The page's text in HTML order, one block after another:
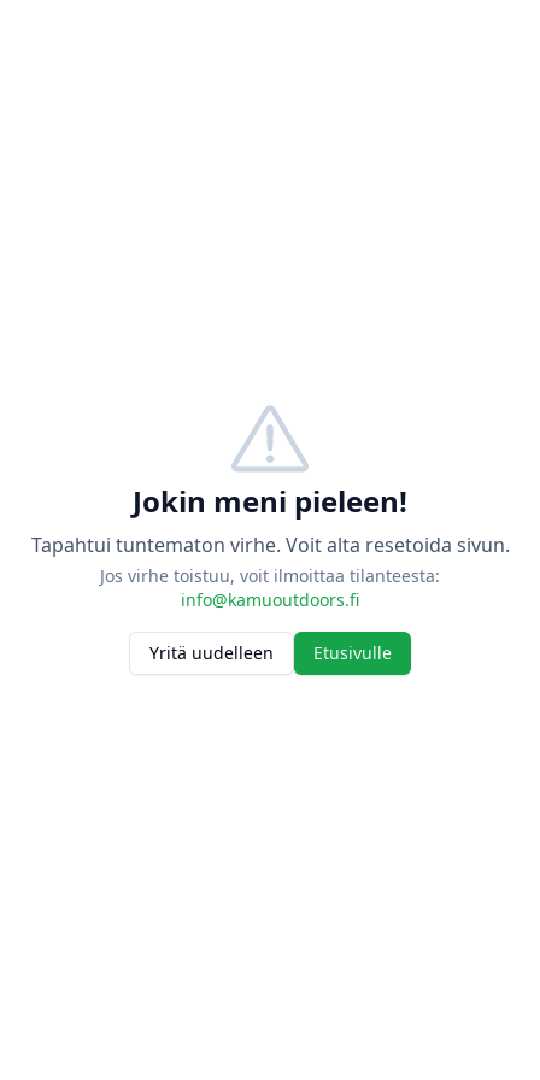
Jokin meni pieleen!
Tapahtui tuntematon virhe. Voit alta resetoida sivun.
Jos virhe toistuu, voit ilmoittaa tilanteesta:
info@kamuoutdoors.fi
Yritä uudelleen Etusivulle